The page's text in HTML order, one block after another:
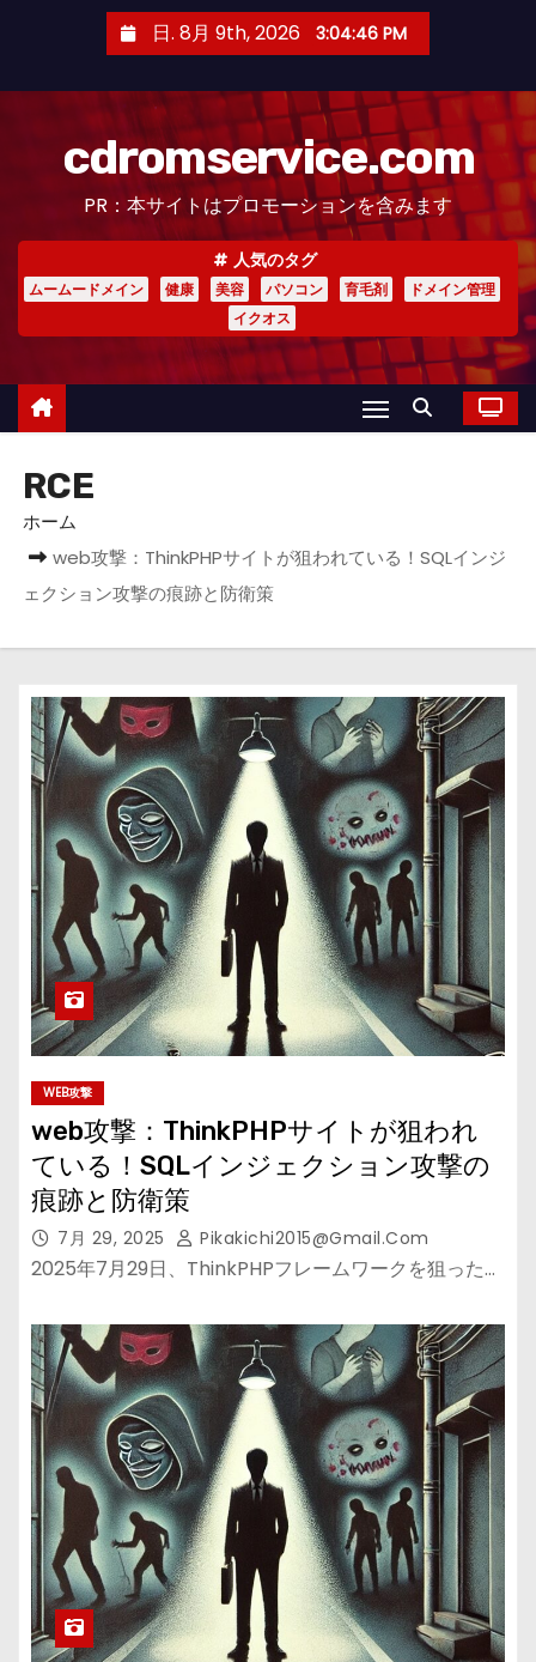
日. 8月 9th, 2026 3:04:47 PM
cdromservice.com
PR：本サイトはプロモーションを含みます
人気のタグ
ムームードメイン 健康 美容 パソコン 育毛剤
ドメイン管理
イクオス
RCE
ホーム
web攻撃：ThinkPHPサイトが狙われている！SQLインジ
ェクション攻撃の痕跡と防衛策
WEB攻撃
web攻撃：ThinkPHPサイトが狙われ
ている！SQLインジェクション攻撃の
痕跡と防衛策
7月 29, 2025 Pikakichi2015@gmail.com
2025年7月29日、ThinkPHPフレームワークを狙った…